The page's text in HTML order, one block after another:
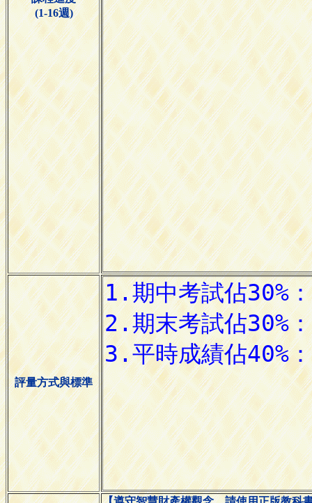
(1-16週)
評量方式與標準